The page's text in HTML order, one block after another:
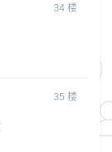
34 楼
35 楼